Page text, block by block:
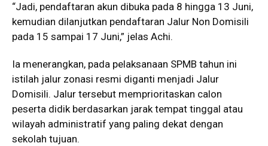
“Jadi, pendaftaran akun dibuka pada 8 hingga 13 Juni,
kemudian dilanjutkan pendaftaran Jalur Non Domisili
pada 15 sampai 17 Juni,” jelas Achi.
Ia menerangkan, pada pelaksanaan SPMB tahun ini
istilah jalur zonasi resmi diganti menjadi Jalur
Domisili. Jalur tersebut memprioritaskan calon
peserta didik berdasarkan jarak tempat tinggal atau
wilayah administratif yang paling dekat dengan
sekolah tujuan.